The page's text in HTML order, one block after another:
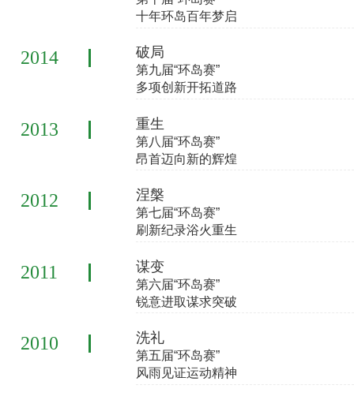
十年环岛百年梦启
2014 破局
第九届“环岛赛”
多项创新开拓道路
2013 重生
第八届“环岛赛”
昂首迈向新的辉煌
2012 涅槃
第七届“环岛赛”
刷新纪录浴火重生
2011 谋变
第六届“环岛赛”
锐意进取谋求突破
2010 洗礼
第五届“环岛赛”
风雨见证运动精神